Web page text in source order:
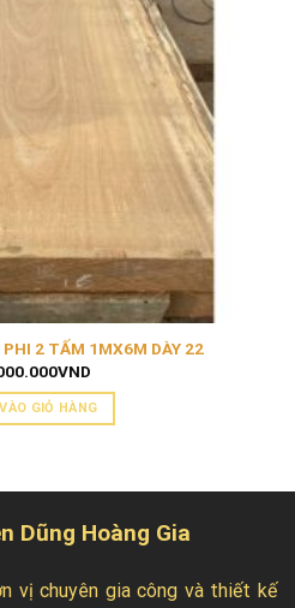
PHI 2 TẤM 1MX6M DÀY 22
VND
GIỎ HÀNG
Dũng Hoàng Gia
vị chuyên gia công và thiết kế